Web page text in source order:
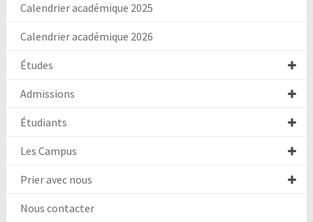
Calendrier académique 2025
Calendrier académique 2026
Études
Admissions
Étudiants
Les Campus
Prier avec nous
Nous contacter